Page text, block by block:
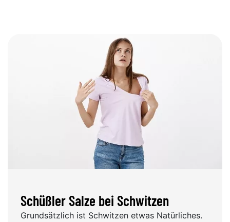
Schüßler Salze bei Schwitzen
Grundsätzlich ist Schwitzen etwas Natürliches.